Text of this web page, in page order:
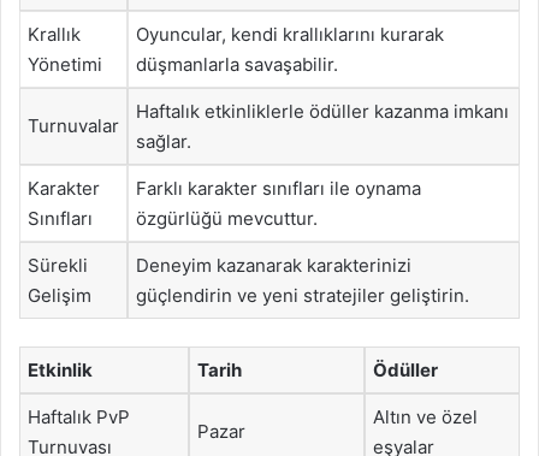
Krallık
Yönetimi
Oyuncular, kendi krallıklarını kurarak
düşmanlarla savaşabilir.
Turnuvalar
Haftalık etkinliklerle ödüller kazanma imkanı
sağlar.
Karakter
Sınıfları
Farklı karakter sınıfları ile oynama
özgürlüğü mevcuttur.
Sürekli
Gelişim
Deneyim kazanarak karakterinizi
güçlendirin ve yeni stratejiler geliştirin.
Etkinlik Tarih Ödüller
Haftalık PvP
Turnuvası
Pazar
Altın ve özel
eşyalar